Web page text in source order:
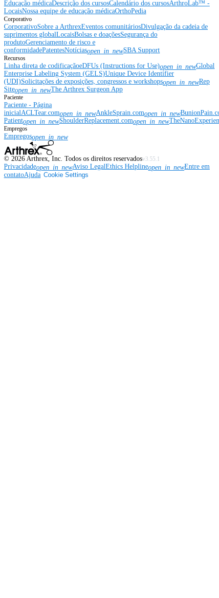
Educação médicaDescrição dos cursosCalendário dos cursosArthroLab™ -
LocaisNossa equipe de educação médicaOrthoPedia
Corporativo
CorporativoSobre a ArthrexEventos comunitáriosDivulgação da cadeia de
suprimentos globalLocaisBolsas e doaçõesSegurança do
produtoGerenciamento de risco e
conformidadePatentesNotíciasopen_in_newSBA Support
Recursos
Linha direta de codificaçãoeDFUs (Instructions for Use)open_in_newGlobal
Enterprise Labeling System (GELS)Unique Device Identifier
(UDI)Solicitações de exposições, congressos e workshopsopen_in_newRep
Siteopen_in_newThe Arthrex Surgeon App
Paciente
Paciente - Página
inicial ACLTear.comopen_in_newAnkleSprain.comopen_in_new
Patientopen_in_newShoulderReplacement.comopen_in_new
Empregos
Empregosopen_in_new
© 2026 Arthrex, Inc. Todos os direitos reservadosv3.55.1
Privacidadeopen_in_newAviso LegalEthics Helplineopen_in_newEntre em
contatoAjuda Cookie Settings